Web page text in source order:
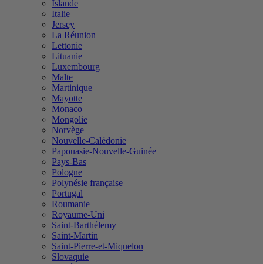
Islande
Italie
Jersey
La Réunion
Lettonie
Lituanie
Luxembourg
Malte
Martinique
Mayotte
Monaco
Mongolie
Norvège
Nouvelle-Calédonie
Papouasie-Nouvelle-Guinée
Pays-Bas
Pologne
Polynésie française
Portugal
Roumanie
Royaume-Uni
Saint-Barthélemy
Saint-Martin
Saint-Pierre-et-Miquelon
Slovaquie